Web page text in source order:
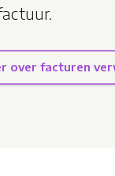
over facturen